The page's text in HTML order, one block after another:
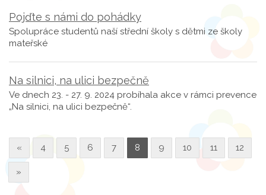
Pojďte s námi do pohádky
Spolupráce studentů naší střední školy s dětmi ze školy
mateřské
Na silnici, na ulici bezpečně
Ve dnech 23. - 27. 9. 2024 probíhala akce v rámci prevence
„Na silnici, na ulici bezpečně“.
« 4 5 6 7 8 9 10 11 12
»